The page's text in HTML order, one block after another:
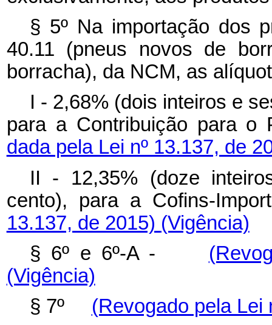
§ 5º Na importação dos
40.11 (pneus novos de
borracha), da NCM, as
I - 2,68% (dois inteiros e
para a Contribuição para o
dada pela Lei nº 13.137, de
II - 12,35% (doze
cento), para a Cofins-
13.137, de 2015) (Vigência)
§ 6º e 6º-A -
(Vigência)
§ 7º
(Revogado pela Lei